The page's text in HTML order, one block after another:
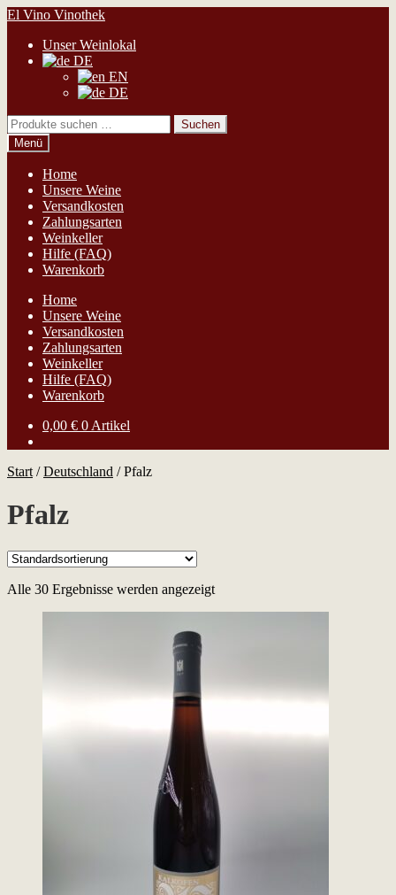
Zur
springen
Zum
springen
El Vino Vinothek
Unser Weinlokal
DE
EN
DE
Suchen
nach:
Suchen
Menü
Home
Unsere Weine
Versandkosten
Zahlungsarten
Weinkeller
Hilfe (FAQ)
Warenkorb
Home
Unsere Weine
Versandkosten
Zahlungsarten
Weinkeller
Hilfe (FAQ)
Warenkorb
0,00 € 0 Artikel
Start /Deutschland /Pfalz
Pfalz
Alle 30 Ergebnisse werden angezeigt